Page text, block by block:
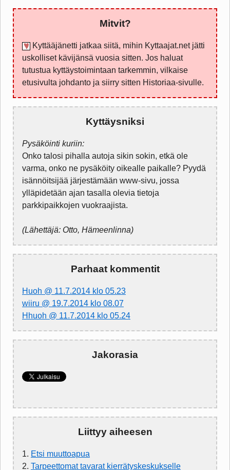
Mitvit?
Kyttääjänetti jatkaa siitä, mihin Kyttaajat.net jätti
uskolliset kävijänsä vuosia sitten. Jos haluat
tutustua kyttäystoimintaan tarkemmin, vilkaise
etusivulta johdanto ja siirry sitten Historiaa-sivulle.
Kyttäysniksi
Pysäköinti kuriin:
Onko talosi pihalla autoja sikin sokin, etkä ole
varma, onko ne pysäköity oikealle paikalle? Pyydä
isännöitsijää järjestämään www-sivu, jossa
ylläpidetään ajan tasalla olevia tietoja
parkkipaikkojen vuokraajista.
(Lähettäjä: Otto, Hämeenlinna)
Parhaat kommentit
Huoh @ 11.7.2014 klo 05.23
wiiru @ 19.7.2014 klo 08.07
Hhuoh @ 11.7.2014 klo 05.24
Jakorasia
Liittyy aiheesen
1. Etsi muuttoapua
2. Tarpeettomat tavarat kierrätyskeskukselle